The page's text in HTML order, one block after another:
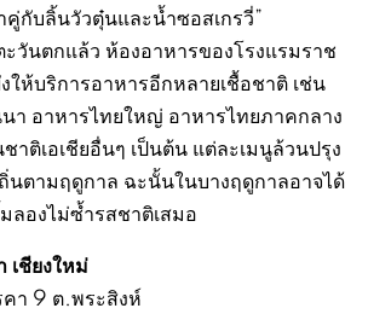
กับลิ้นวัวตุ๋นและน้ำซอสเกรวี่”
วันตกแล้ว ห้องอาหารของโรงแรมราช
ให้บริการอาหารอีกหลายเชื้อชาติ เช่น
า อาหารไทยใหญ่ อาหารไทยภาคกลาง
าติเอเชียอื่นๆ เป็นต้น แต่ละเมนูล้วนปรุง
นตามฤดูกาล ฉะนั้นในบางฤดูกาลอาจได้
ลองไม่ซ้ำรสชาติเสมอ
เชียงใหม่
า 9 ต.พระสิงห์